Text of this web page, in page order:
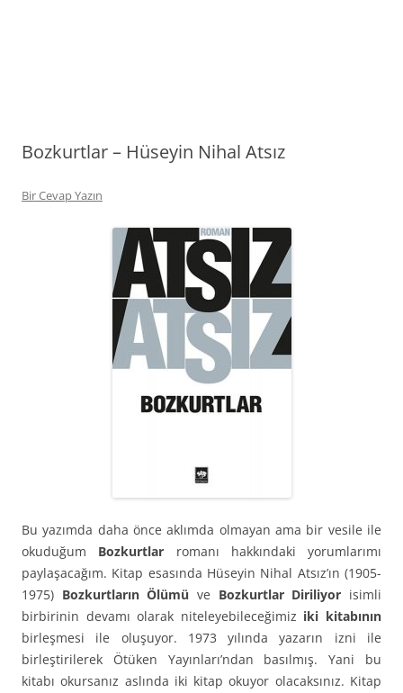
Bozkurtlar – Hüseyin Nihal Atsız
Bir Cevap Yazın
Bu yazımda daha önce aklımda olmayan ama bir vesile ile
okuduğum Bozkurtlar romanı hakkındaki yorumlarımı
paylaşacağım. Kitap esasında Hüseyin Nihal Atsız’ın (1905-
1975) Bozkurtların Ölümü ve Bozkurtlar Diriliyor isimli
birbirinin devamı olarak niteleyebileceğimiz iki kitabının
birleşmesi ile oluşuyor. 1973 yılında yazarın izni ile
birleştirilerek Ötüken Yayınları’ndan basılmış. Yani bu
kitabı okursanız aslında iki kitap okuyor olacaksınız. Kitap